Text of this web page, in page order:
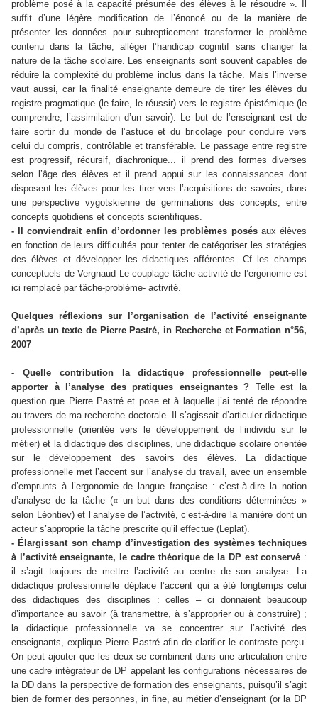
problème posé à la capacité présumée des élèves à le résoudre ». Il
suffit d’une légère modification de l’énoncé ou de la manière de
présenter les données pour subrepticement transformer le problème
contenu dans la tâche, alléger l’handicap cognitif sans changer la
nature de la tâche scolaire. Les enseignants sont souvent capables de
réduire la complexité du problème inclus dans la tâche. Mais l’inverse
vaut aussi, car la finalité enseignante demeure de tirer les élèves du
registre pragmatique (le faire, le réussir) vers le registre épistémique (le
comprendre, l’assimilation d’un savoir). Le but de l’enseignant est de
faire sortir du monde de l’astuce et du bricolage pour conduire vers
celui du compris, contrôlable et transférable. Le passage entre registre
est progressif, récursif, diachronique... il prend des formes diverses
selon l’âge des élèves et il prend appui sur les connaissances dont
disposent les élèves pour les tirer vers l’acquisitions de savoirs, dans
une perspective vygotskienne de germinations des concepts, entre
concepts quotidiens et concepts scientifiques.
- Il conviendrait enfin d’ordonner les problèmes posés aux élèves
en fonction de leurs difficultés pour tenter de catégoriser les stratégies
des élèves et développer les didactiques afférentes. Cf les champs
conceptuels de Vergnaud Le couplage tâche-activité de l’ergonomie est
ici remplacé par tâche-problème- activité.
Quelques réflexions sur l’organisation de l’activité enseignante
d’après un texte de Pierre Pastré, in Recherche et Formation n°56,
2007
- Quelle contribution la didactique professionnelle peut-elle
apporter à l’analyse des pratiques enseignantes ? Telle est la
question que Pierre Pastré et pose et à laquelle j’ai tenté de répondre
au travers de ma recherche doctorale. Il s’agissait d’articuler didactique
professionnelle (orientée vers le développement de l’individu sur le
métier) et la didactique des disciplines, une didactique scolaire orientée
sur le développement des savoirs des élèves. La didactique
professionnelle met l’accent sur l’analyse du travail, avec un ensemble
d’emprunts à l’ergonomie de langue française : c’est-à-dire la notion
d’analyse de la tâche (« un but dans des conditions déterminées »
selon Léontiev) et l’analyse de l’activité, c’est-à-dire la manière dont un
acteur s’approprie la tâche prescrite qu’il effectue (Leplat).
- Élargissant son champ d’investigation des systèmes techniques
à l’activité enseignante, le cadre théorique de la DP est conservé :
il s’agit toujours de mettre l’activité au centre de son analyse. La
didactique professionnelle déplace l’accent qui a été longtemps celui
des didactiques des disciplines : celles – ci donnaient beaucoup
d’importance au savoir (à transmettre, à s’approprier ou à construire) ;
la didactique professionnelle va se concentrer sur l’activité des
enseignants, explique Pierre Pastré afin de clarifier le contraste perçu.
On peut ajouter que les deux se combinent dans une articulation entre
une cadre intégrateur de DP appelant les configurations nécessaires de
la DD dans la perspective de formation des enseignants, puisqu’il s’agit
bien de former des personnes, in fine, au métier d’enseignant (or la DP